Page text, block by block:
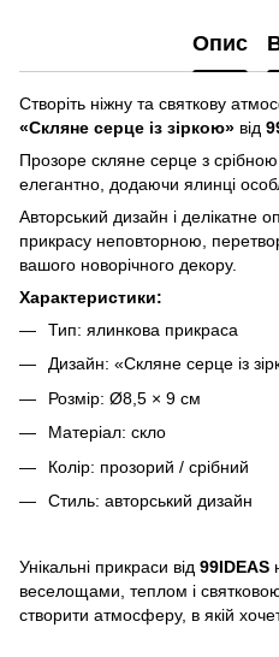
Опис
Створіть ніжну та святкову
«Скляне серце із зіркою» від
Прозоре скляне серце з
елегантно, додаючи ялинці
Авторський дизайн і делікатне
прикрасу неповторною,
вашого новорічного декору.
Характеристики:
Тип: ялинкова прикраса
Дизайн: «Скляне серце із
Розмір: Ø8,5 × 9 см
Матеріал: скло
Колір: прозорий / срібний
Стиль: авторський дизайн
Унікальні прикраси від 99IDEAS
веселощами, теплом і
створити атмосферу, в якій